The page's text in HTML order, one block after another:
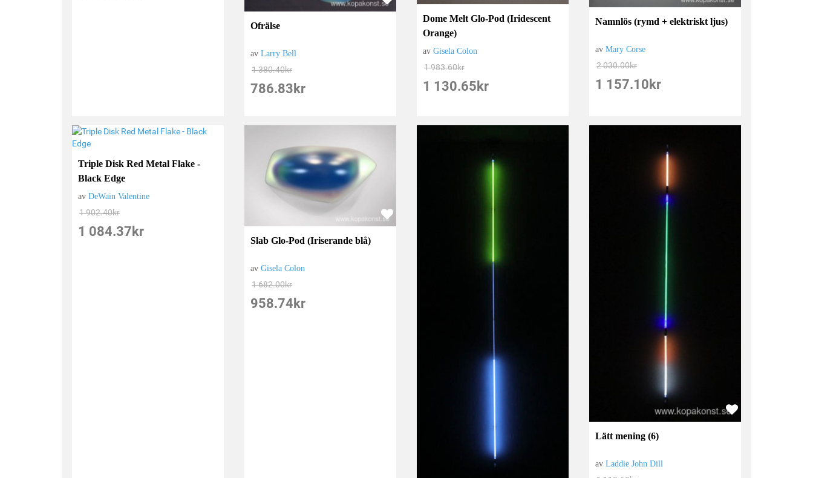
Ofrälse
avLarry Bell
1 380.40kr
786.83 kr
Dome Melt Glo-Pod (Iridescent
Orange)
avGisela Colon
1 983.60kr
1 130.65 kr
Namnlös (rymd + elektriskt ljus)
avMary Corse
2 030.00kr
1 157.10 kr
Triple Disk Red Metal Flake -
Black Edge
avDeWain Valentine
1 902.40kr
1 084.37 kr
Slab Glo-Pod (Iriserande blå)
avGisela Colon
1 682.00kr
958.74 kr
Lätt mening (6)
avLaddie John Dill